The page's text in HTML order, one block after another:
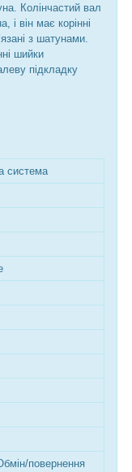
Колінчастий вал
він має корінні
з шатунами.
шийки
підкладку
система
повернення